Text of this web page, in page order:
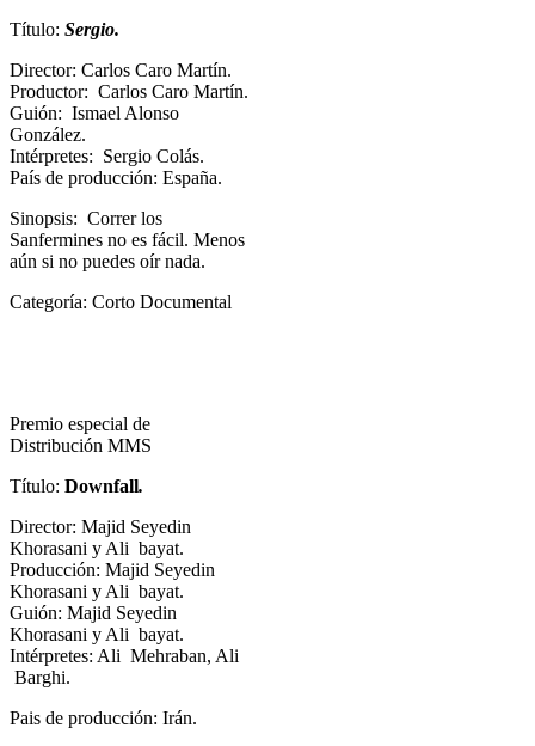
Título: Sergio.
Director: Carlos Caro Martín.
Productor: Carlos Caro Martín.
Guión: Ismael Alonso
González.
Intérpretes: Sergio Colás.
País de producción: España.
Sinopsis: Correr los
Sanfermines no es fácil. Menos
aún si no puedes oír nada.
Categoría: Corto Documental
Premio especial de
Distribución MMS
Título: Downfall.
Director: Majid Seyedin
Khorasani y Ali bayat.
Producción: Majid Seyedin
Khorasani y Ali bayat.
Guión: Majid Seyedin
Khorasani y Ali bayat.
Intérpretes: Ali Mehraban, Ali
Barghi.
Pais de producción: Irán.